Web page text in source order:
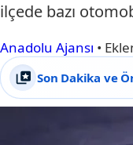
ilçede bazı
Anadolu Ajansı •
Son Dakika ve